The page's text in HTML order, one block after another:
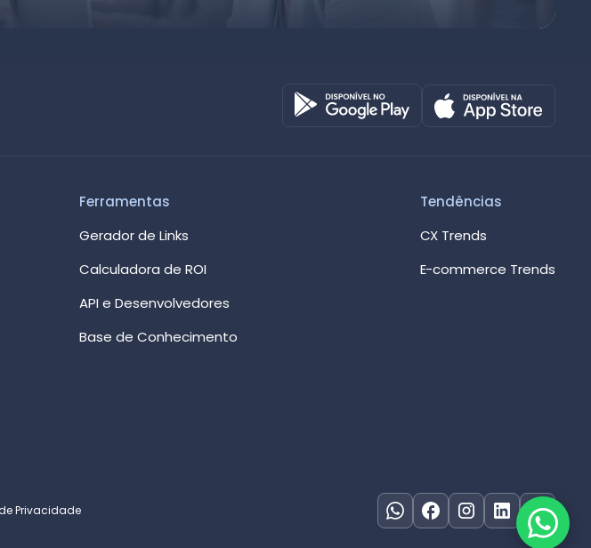
Ferramentas
Gerador de Links
Calculadora de ROI
API e Desenvolvedores
Base de Conhecimento
Tendências
CX Trends
E-commerce Trends
Privacidade
Octadesk
Online agora